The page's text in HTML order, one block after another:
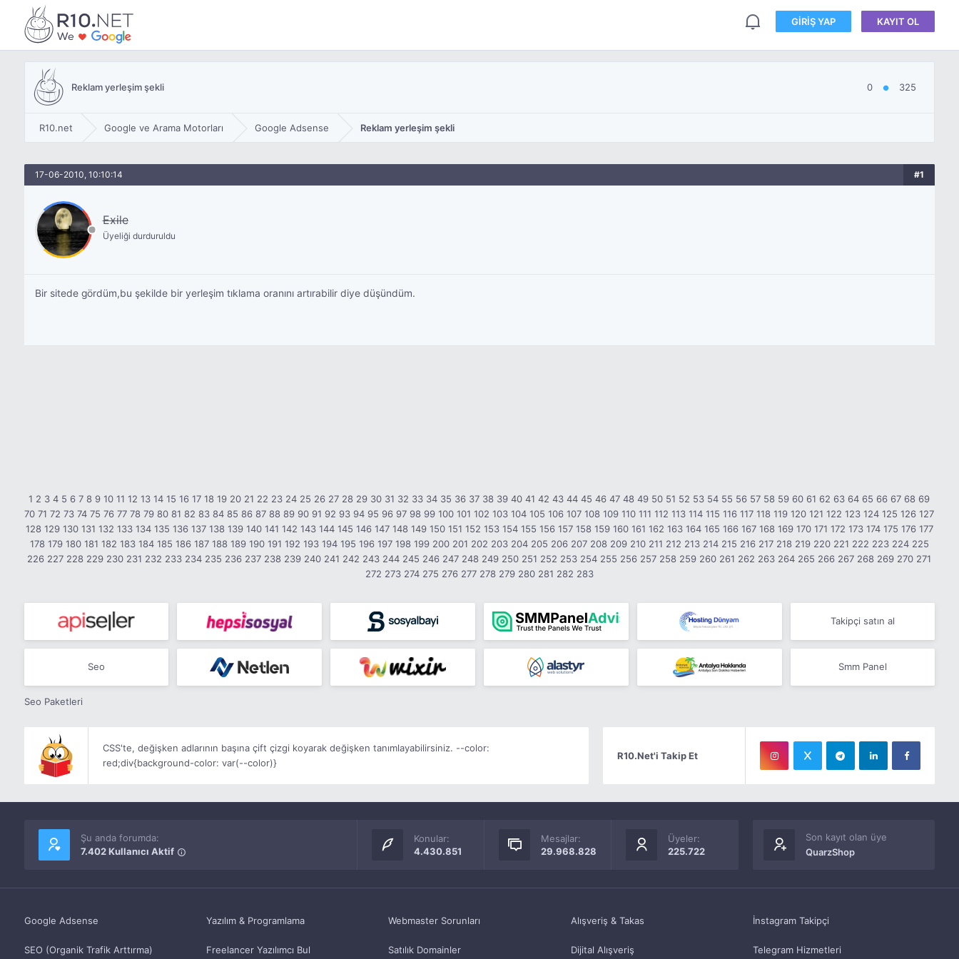
GIRIŞ YAP KAYIT OL
Reklam yerleşim şekli 0 ● 325
R10.net Google ve Arama Motorları Google Adsense Reklam yerleşim şekli
17-06-2010, 10:10:14 #1
Exile
Üyeliği durduruldu
Bir sitede gördüm,bu şekilde bir yerleşim tıklama oranını artırabilir diye düşündüm.
1 2 3 4 5 6 7 8 9 10 11 12 13 14 15 16 17 18 19 20 21 22 23 24 25 26 27 28 29 30 31 32 33 34 35 36 37 38 39 40 41 42 43 44 45 46 47 48 49 50 51 52 53 54 55 56 57 58 59 60 61 62 63 64 65 66 67 68 69
70 71 72 73 74 75 76 77 78 79 80 81 82 83 84 85 86 87 88 89 90 91 92 93 94 95 96 97 98 99 100 101 102 103 104 105 106 107 108 109 110 111 112 113 114 115 116 117 118 119 120 121 122 123 124 125 126 127
128 129 130 131 132 133 134 135 136 137 138 139 140 141 142 143 144 145 146 147 148 149 150 151 152 153 154 155 156 157 158 159 160 161 162 163 164 165 166 167 168 169 170 171 172 173 174 175 176 177
178 179 180 181 182 183 184 185 186 187 188 189 190 191 192 193 194 195 196 197 198 199 200 201 202 203 204 205 206 207 208 209 210 211 212 213 214 215 216 217 218 219 220 221 222 223 224 225
226 227 228 229 230 231 232 233 234 235 236 237 238 239 240 241 242 243 244 245 246 247 248 249 250 251 252 253 254 255 256 257 258 259 260 261 262 263 264 265 266 267 268 269 270 271
272 273 274 275 276 277 278 279 280 281 282 283
Takipçi satın al
Seo Smm Panel
Seo Paketleri
CSS'te, değişken adlarının başına çift çizgi koyarak değişken tanımlayabilirsiniz. --color:
red;div{background-color: var(--color)}
R10.Net'i Takip Et
Şu anda forumda:
7.402 Kullanıcı Aktif
Konular:
4.430.851
Mesajlar:
29.968.828
Üyeler:
225.722
Son kayıt olan üye
QuarzShop
Google Adsense
SEO (Organik Trafik Arttırma)
Yazılım & Programlama
Freelancer Yazılımcı Bul
Webmaster Sorunları
Satılık Domainler
Alışveriş & Takas
Dijital Alışveriş
İnstagram Takipçi
Telegram Hizmetleri